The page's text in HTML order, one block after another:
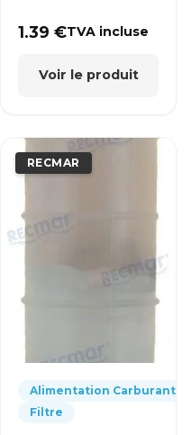
1.39€TVA incluse
Voir le produit
RECMAR
Alimentation Carburant
Filtre